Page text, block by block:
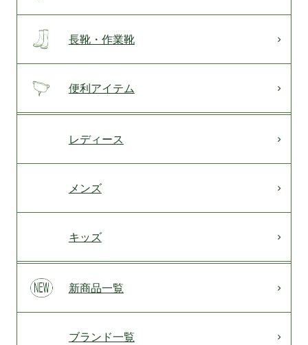
長靴・作業靴
便利アイテム
レディース
メンズ
キッズ
新商品一覧
ブランド一覧